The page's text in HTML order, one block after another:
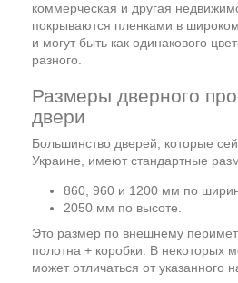
коммерческая и другая
покрываются пленками в
и могут быть как одинакового
разного.
Размеры дверного
двери
Большинство дверей, которые
Украине, имеют стандартные
860, 960 и 1200 мм по
2050 мм по высоте.
Это размер по внешнему
полотна + коробки. В некоторых
может отличаться от указанного